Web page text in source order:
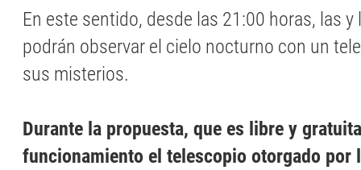
En este sentido, desde las 21:00 horas, las
podrán observar el cielo nocturno con un
sus misterios.
Durante la propuesta, que es libre y
funcionamiento el telescopio otorgado por